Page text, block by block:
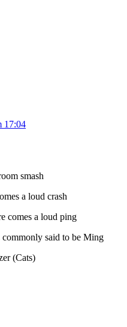
17:04
smash
a loud crash
comes a loud ping
said to be Ming
(Cats)